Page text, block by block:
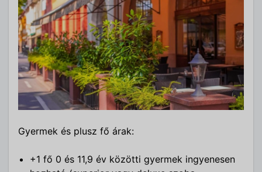
Gyermek és plusz fő árak:
+1 fő 0 és 11,9 év közötti gyermek ingyenesen